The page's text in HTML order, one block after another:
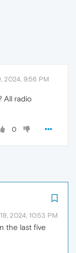
2024, 9:56 PM
All radio
0
2024, 10:53 PM
the last five